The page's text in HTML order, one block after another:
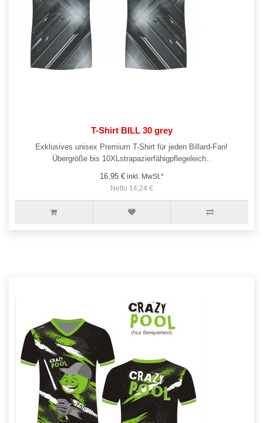
T-Shirt BILL 30 grey
Exklusives unisex Premium T-Shirt für jeden Billard-Fan!
Übergröße bis 10XLstrapazierfähigpflegeleich..
16,95 €inkl. MwSt.*
Netto 14,24 €